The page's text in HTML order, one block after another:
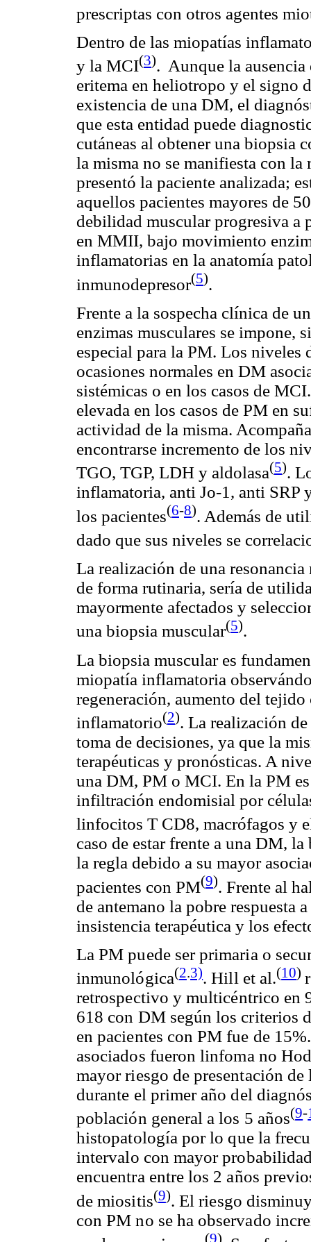
prescriptas con otros agentes
Dentro de las miopatías
y la MCI(3). Aunque la ausencia
eritema en heliotropo y el signo
existencia de una DM, el
que esta entidad puede
cutáneas al obtener una biopsia
la misma no se manifiesta con
presentó la paciente analizada;
aquellos pacientes mayores de
debilidad muscular progresiva
en MMII, bajo movimiento
inflamatorias en la anatomía
inmunodepresor(5).
Frente a la sospecha clínica de
enzimas musculares se impone,
especial para la PM. Los niveles
ocasiones normales en DM
sistémicas o en los casos de
elevada en los casos de PM en
actividad de la misma.
encontrarse incremento de los
TGO, TGP, LDH y aldolasa(5).
inflamatoria, anti Jo-1, anti SRP
los pacientes(6-8). Además de
dado que sus niveles se
La realización de una
de forma rutinaria, sería de
mayormente afectados y
una biopsia muscular(5).
La biopsia muscular es
miopatía inflamatoria
regeneración, aumento del
inflamatorio(2). La realización
toma de decisiones, ya que la
terapéuticas y pronósticas. A
una DM, PM o MCI. En la PM
infiltración endomisial por
linfocitos T CD8, macrófagos y
caso de estar frente a una DM,
la regla debido a su mayor
pacientes con PM(9). Frente al
de antemano la pobre respuesta
insistencia terapéutica y los
La PM puede ser primaria o
inmunológica(2.3). Hill et al.(10)
retrospectivo ymulticéntrico en
618 con DM según los criterios
en pacientes con PM fue de
asociados fueron linfoma no
mayor riesgo de presentación
durante el primer año del
población general a los 5 años(9-
histopatología por lo que la
intervalo con mayor
encuentra entre los 2 años
demiositis(9). El riesgo
con PM no se ha observado
(9)